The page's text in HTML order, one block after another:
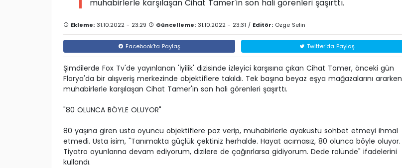
muhabirlerle karşılaşan Cihat Tamer'in son hali görenleri şaşırttı.
Ekleme: 31.10.2022 - 23:29 Güncelleme: 31.10.2022 - 23:31 / Editör: Ozge Selin
Facebook'ta Paylaş Twitter'da Paylaş
Şimdilerde Fox Tv'de yayınlanan 'İyilik' dizisinde izleyici karşısına çıkan Cihat Tamer, önceki gün
Florya'da bir alışveriş merkezinde objektiflere takıldı. Tek başına beyaz eşya mağazalarını ararken
muhabirlerle karşılaşan Cihat Tamer'in son hali görenleri şaşırttı.
"80 OLUNCA BÖYLE OLUYOR"
80 yaşına giren usta oyuncu objektiflere poz verip, muhabirlerle ayaküstü sohbet etmeyi ihmal
etmedi. Usta isim, "Tanımakta güçlük çektiniz herhalde. Hayat acımasız, 80 olunca böyle oluyor.
Tiyatro oyunlarına devam ediyorum, dizilere de çağırırlarsa gidiyorum. Dede rolünde" ifadelerini
kullandı.